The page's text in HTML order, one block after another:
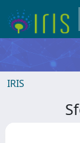
IRIS